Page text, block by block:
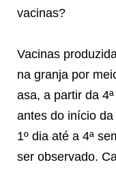
vacinas?
Vacinas
na granja por
asa, a partir da
antes do início
1º dia até a 4ª
ser observado.